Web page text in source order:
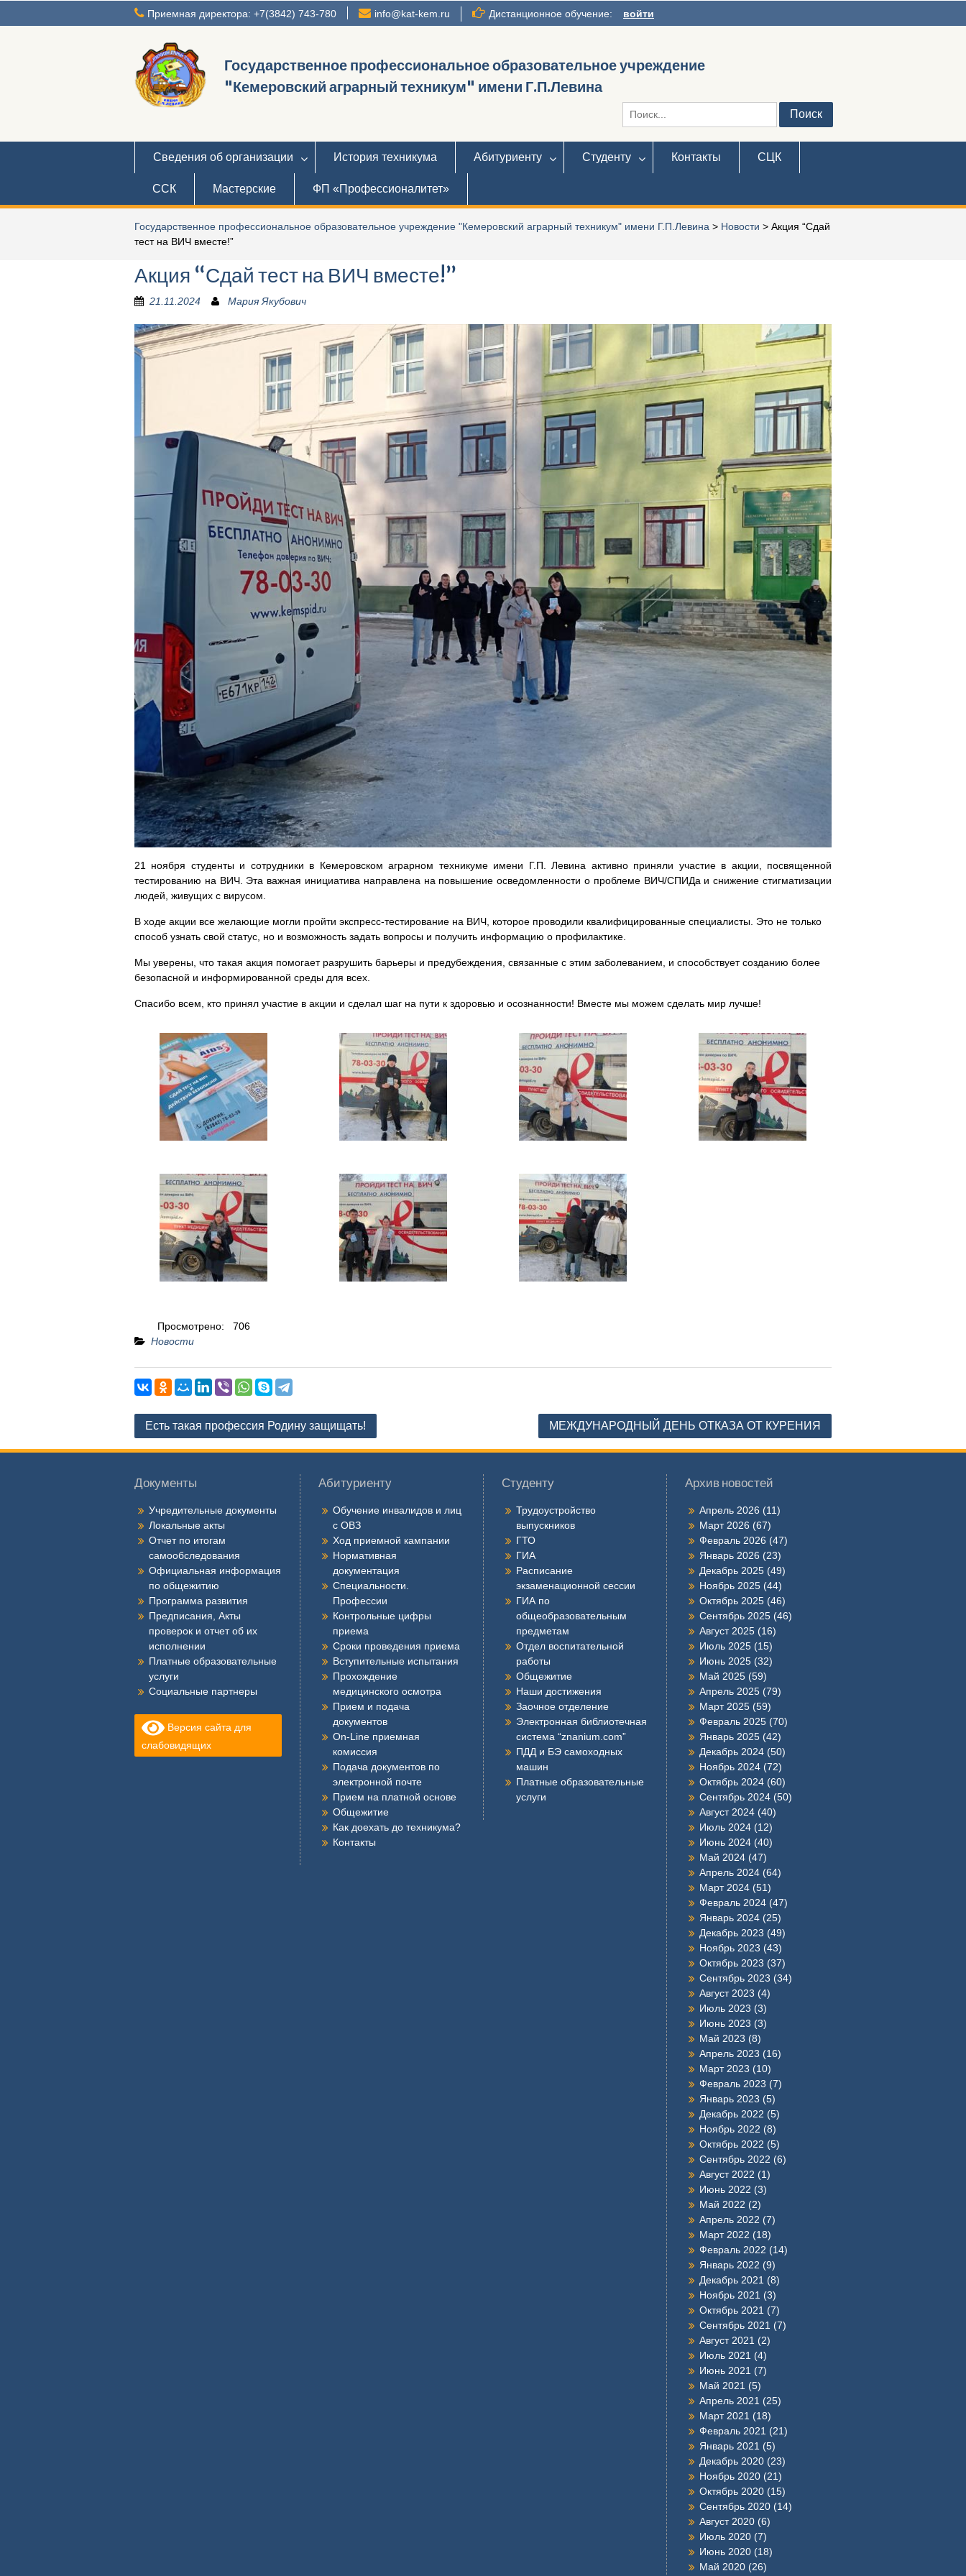
Приемная директора: +7(3842) 743-780 info@kat-kem.ru Дистанционное обучение: войти
Государственное профессиональное образовательное учреждение
"Кемеровский аграрный техникум" имени Г.П.Левина
Искать:
Сведения об организации История техникума Абитуриенту Студенту Контакты СЦК
ССК Мастерские ФП «Профессионалитет»
Государственное профессиональное образовательное учреждение "Кемеровский аграрный техникум" имени Г.П.Левина > Новости > Акция “Сдай
тест на ВИЧ вместе!”
Акция “Сдай тест на ВИЧ вместе!”
21.11.2024 Мария Якубович
21 ноября студенты и сотрудники в Кемеровском аграрном техникуме имени Г.П. Левина активно приняли участие в акции, посвященной
тестированию на ВИЧ. Эта важная инициатива направлена на повышение осведомленности о проблеме ВИЧ/СПИДа и снижение стигматизации
людей, живущих с вирусом.
В ходе акции все желающие могли пройти экспресс-тестирование на ВИЧ, которое проводили квалифицированные специалисты. Это не только
способ узнать свой статус, но и возможность задать вопросы и получить информацию о профилактике.
Мы уверены, что такая акция помогает разрушить барьеры и предубеждения, связанные с этим заболеванием, и способствует созданию более
безопасной и информированной среды для всех.
Спасибо всем, кто принял участие в акции и сделал шаг на пути к здоровью и осознанности! Вместе мы можем сделать мир лучше!
Просмотрено:
706
Новости
Навигация
по
Есть такая профессия Родину защищать! МЕЖДУНАРОДНЫЙ ДЕНЬ ОТКАЗА ОТ КУРЕНИЯ
Документы
Учредительные документы
Локальные акты
Отчет по итогам
самообследования
Официальная информация
по общежитию
Программа развития
Предписания, Акты
проверок и отчет об их
исполнении
Платные образовательные
услуги
Социальные партнеры
Версия сайта для
слабовидящих
Абитуриенту
Обучение инвалидов и лиц
с ОВЗ
Ход приемной кампании
Нормативная
документация
Специальности.
Профессии
Контрольные цифры
приема
Сроки проведения приема
Вступительные испытания
Прохождение
медицинского осмотра
Прием и подача
документов
On-Line приемная
комиссия
Подача документов по
электронной почте
Прием на платной основе
Общежитие
Как доехать до техникума?
Контакты
Студенту
Трудоустройство
выпускников
ГТО
ГИА
Расписание
экзаменационной сессии
ГИА по
общеобразовательным
предметам
Отдел воспитательной
работы
Общежитие
Наши достижения
Заочное отделение
Электронная библиотечная
система “znanium.com”
ПДД и БЭ самоходных
машин
Платные образовательные
услуги
Архив новостей
Апрель 2026 (11)
Март 2026 (67)
Февраль 2026 (47)
Январь 2026 (23)
Декабрь 2025 (49)
Ноябрь 2025 (44)
Октябрь 2025 (46)
Сентябрь 2025 (46)
Август 2025 (16)
Июль 2025 (15)
Июнь 2025 (32)
Май 2025 (59)
Апрель 2025 (79)
Март 2025 (59)
Февраль 2025 (70)
Январь 2025 (42)
Декабрь 2024 (50)
Ноябрь 2024 (72)
Октябрь 2024 (60)
Сентябрь 2024 (50)
Август 2024 (40)
Июль 2024 (12)
Июнь 2024 (40)
Май 2024 (47)
Апрель 2024 (64)
Март 2024 (51)
Февраль 2024 (47)
Январь 2024 (25)
Декабрь 2023 (49)
Ноябрь 2023 (43)
Октябрь 2023 (37)
Сентябрь 2023 (34)
Август 2023 (4)
Июль 2023 (3)
Июнь 2023 (3)
Май 2023 (8)
Апрель 2023 (16)
Март 2023 (10)
Февраль 2023 (7)
Январь 2023 (5)
Декабрь 2022 (5)
Ноябрь 2022 (8)
Октябрь 2022 (5)
Сентябрь 2022 (6)
Август 2022 (1)
Июнь 2022 (3)
Май 2022 (2)
Апрель 2022 (7)
Март 2022 (18)
Февраль 2022 (14)
Январь 2022 (9)
Декабрь 2021 (8)
Ноябрь 2021 (3)
Октябрь 2021 (7)
Сентябрь 2021 (7)
Август 2021 (2)
Июль 2021 (4)
Июнь 2021 (7)
Май 2021 (5)
Апрель 2021 (25)
Март 2021 (18)
Февраль 2021 (21)
Январь 2021 (5)
Декабрь 2020 (23)
Ноябрь 2020 (21)
Октябрь 2020 (15)
Сентябрь 2020 (14)
Август 2020 (6)
Июль 2020 (7)
Июнь 2020 (18)
Май 2020 (26)